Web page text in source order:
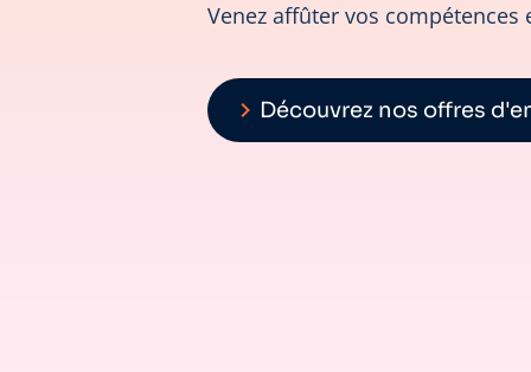
Venez affûter vos compétences
Découvrez nos offres